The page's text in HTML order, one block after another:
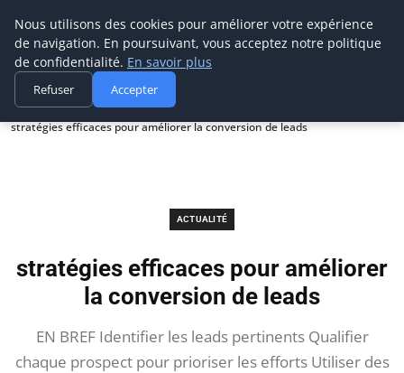
Prospection Pro
Accueil
Actualité
stratégies efficaces pour améliorer la conversion de leads
ACTUALITÉ
stratégies efficaces pour améliorer
la conversion de leads
EN BREF Identifier les leads pertinents Qualifier
chaque prospect pour prioriser les efforts Utiliser des
Nous utilisons des cookies pour améliorer votre expérience
de navigation. En poursuivant, vous acceptez notre politique
de confidentialité. En savoir plus
Refuser Accepter